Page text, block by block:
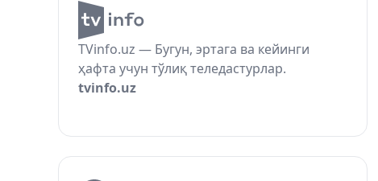
TVinfo.uz — Бугун, эртага ва кейинги
ҳафта учун тўлиқ теледастурлар.
tvinfo.uz